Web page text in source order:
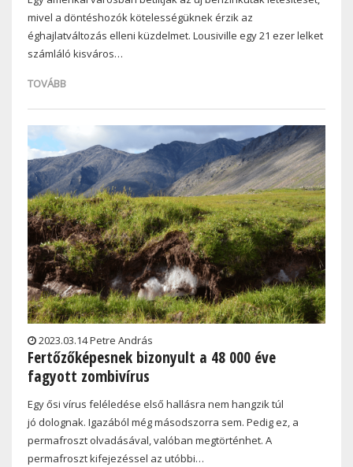
mivel a döntéshozók kötelességüknek érzik az
éghajlatváltozás elleni küzdelmet. Lousiville egy 21 ezer lelket
számláló kisváros…
TOVÁBB
2023.03.14 Petre András
Fertőzőképesnek bizonyult a 48 000 éve
fagyott zombivírus
Egy ősi vírus feléledése első hallásra nem hangzik túl
jó dolognak. Igazából még másodszorra sem. Pedig ez, a
permafroszt olvadásával, valóban megtörténhet. A
permafroszt kifejezéssel az utóbbi…